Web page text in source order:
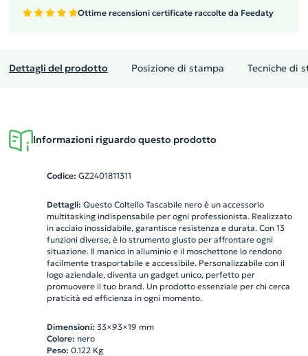
Ottime recensioni certificate raccolte da Feedaty
Dettagli del prodotto Posizione di stampa Tecniche di
Informazioni riguardo questo prodotto
Codice: GZ2401811311
Dettagli: Questo Coltello Tascabile nero è un accessorio
multitasking indispensabile per ogni professionista. Realizzato
in acciaio inossidabile, garantisce resistenza e durata. Con 13
funzioni diverse, è lo strumento giusto per affrontare ogni
situazione. Il manico in alluminio e il moschettone lo rendono
facilmente trasportabile e accessibile. Personalizzabile con il
logo aziendale, diventa un gadget unico, perfetto per
promuovere il tuo brand. Un prodotto essenziale per chi cerca
praticità ed efficienza in ogni momento.
Dimensioni: 33×93×19 mm
Colore: nero
Peso: 0.122 Kg